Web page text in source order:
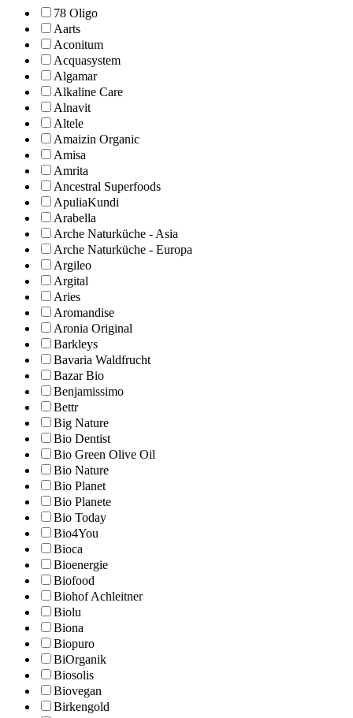
78 Oligo
Aarts
Aconitum
Acquasystem
Algamar
Alkaline Care
Alnavit
Altele
Amaizin Organic
Amisa
Amrita
Ancestral Superfoods
ApuliaKundi
Arabella
Arche Naturküche - Asia
Arche Naturküche - Europa
Argileo
Argital
Aries
Aromandise
Aronia Original
Barkleys
Bavaria Waldfrucht
Bazar Bio
Benjamissimo
Bettr
Big Nature
Bio Dentist
Bio Green Olive Oil
Bio Nature
Bio Planet
Bio Planete
Bio Today
Bio4You
Bioca
Bioenergie
Biofood
Biohof Achleitner
Biolu
Biona
Biopuro
BiOrganik
Biosolis
Biovegan
Birkengold